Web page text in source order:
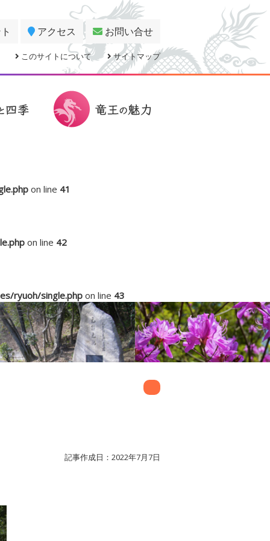
アクセス お問い合せ
このサイトについて サイトマップ
on line 41
on line 42
ryuoh/single.php on line 43
記事作成日：2022年7月7日